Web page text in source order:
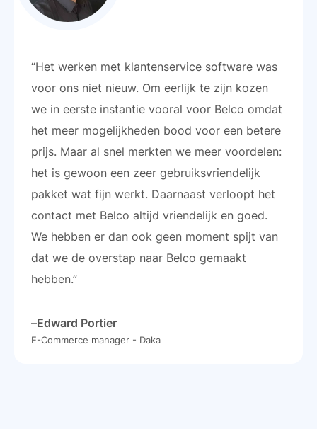
“Het werken met klantenservice software was
voor ons niet nieuw. Om eerlijk te zijn kozen
we in eerste instantie vooral voor Belco omdat
het meer mogelijkheden bood voor een betere
prijs. Maar al snel merkten we meer voordelen:
het is gewoon een zeer gebruiksvriendelijk
pakket wat fijn werkt. Daarnaast verloopt het
contact met Belco altijd vriendelijk en goed.
We hebben er dan ook geen moment spijt van
dat we de overstap naar Belco gemaakt
hebben.”
–Edward Portier
E-Commerce manager - Daka